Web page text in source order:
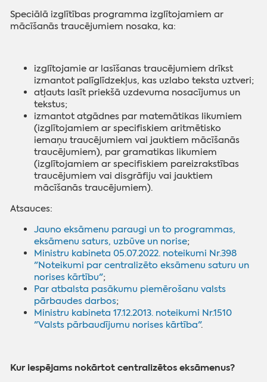
Speciālā izglītības programma izglītojamiem ar
mācīšanās traucējumiem nosaka, ka:
izglītojamie ar lasīšanas traucējumiem drīkst
izmantot palīglīdzekļus, kas uzlabo teksta uztveri;
atļauts lasīt priekšā uzdevuma nosacījumus un
tekstus;
izmantot atgādnes par matemātikas likumiem
(izglītojamiem ar specifiskiem aritmētisko
iemaņu traucējumiem vai jauktiem mācīšanās
traucējumiem), par gramatikas likumiem
(izglītojamiem ar specifiskiem pareizrakstības
traucējumiem vai disgrāfiju vai jauktiem
mācīšanās traucējumiem).
Atsauces:
Jauno eksāmenu paraugi un to programmas‌,
eksāmenu saturs, uzbūve un norise;
Ministru kabineta 05.07.2022. noteikumi Nr.398
"Noteikumi par centralizēto eksāmenu saturu un
norises kārtību";
Par atbalsta pasākumu piemērošanu valsts
pārbaudes darbos;
Ministru kabineta 17.12.2013. noteikumi Nr.1510
"Valsts pārbaudījumu norises kārtība".
Kur iespējams nokārtot centralizētos eksāmenus?